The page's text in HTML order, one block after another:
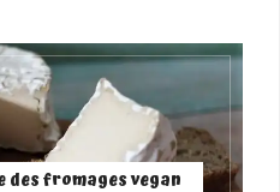
des fromages vegan